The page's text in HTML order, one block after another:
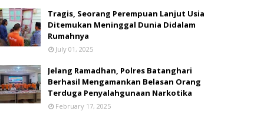
Tragis, Seorang Perempuan Lanjut Usia
Ditemukan Meninggal Dunia Didalam
Rumahnya
July 01, 2025
Jelang Ramadhan, Polres Batanghari
Berhasil Mengamankan Belasan Orang
Terduga Penyalahgunaan Narkotika
February 17, 2025